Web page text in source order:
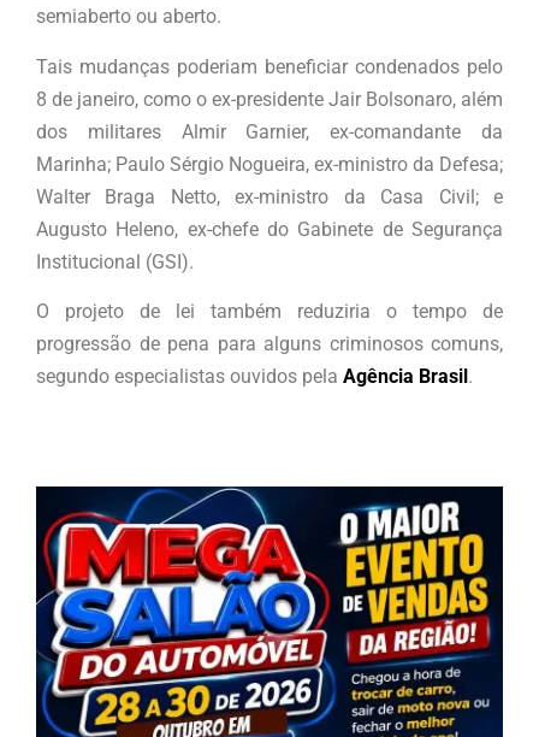
semiaberto ou aberto.
Tais mudanças poderiam beneficiar condenados pelo
8 de janeiro, como o ex-presidente Jair Bolsonaro, além
dos militares Almir Garnier, ex-comandante da
Marinha; Paulo Sérgio Nogueira, ex-ministro da Defesa;
Walter Braga Netto, ex-ministro da Casa Civil; e
Augusto Heleno, ex-chefe do Gabinete de Segurança
Institucional (GSI).
O projeto de lei também reduziria o tempo de
progressão de pena para alguns criminosos comuns,
segundo especialistas ouvidos pela Agência Brasil.